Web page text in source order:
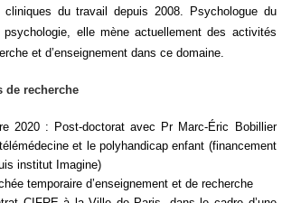
du travail depuis 2008. Psychologue du
elle mène actuellement des activités
et d’enseignement dans ce domaine.
de recherche
2020 : Post-doctorat avec Pr Marc-Éric Bobillier
et le polyhandicap enfant (financement
institut Imagine)
temporaire d’enseignement et de recherche